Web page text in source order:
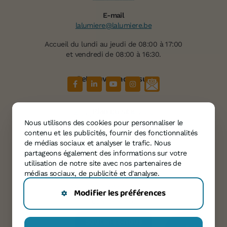
Nous utilisons des cookies pour personnaliser le
contenu et les publicités, fournir des fonctionnalités
de médias sociaux et analyser le trafic. Nous
partageons également des informations sur votre
utilisation de notre site avec nos partenaires de
médias sociaux, de publicité et d'analyse.
Modifier les préférences
E-mail
lalumiere@lalumiere.be
Accueil du lundi au jeudi de 08:00 à 17:00
et vendredi de 08:00 à 16:30.
Retrouvez-nous sur
Services
Témoignages
Agenda
Informations
Contact